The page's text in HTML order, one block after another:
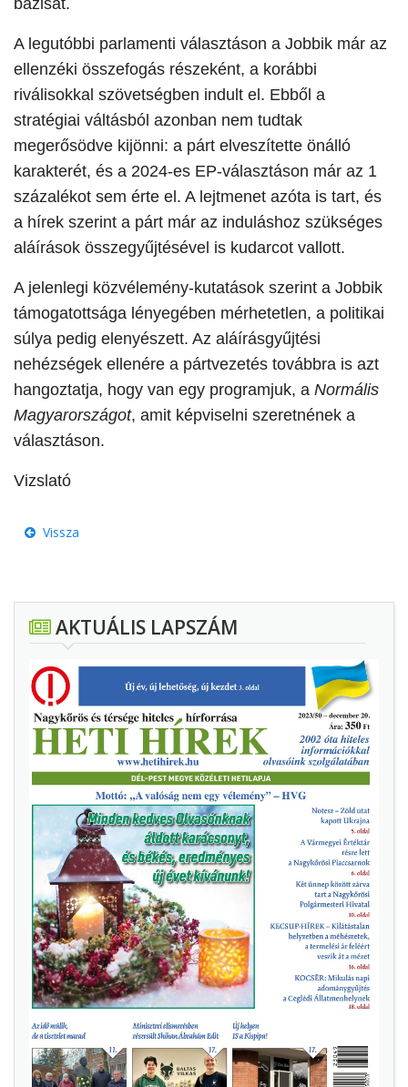
​A legutóbbi parlamenti választáson a Jobbik már az
ellenzéki összefogás részeként, a korábbi
riválisokkal szövetségben indult el. Ebből a
stratégiai váltásból azonban nem tudtak
megerősödve kijönni: a párt elveszítette önálló
karakterét, és a 2024-es EP-választáson már az 1
százalékot sem érte el. A lejtmenet azóta is tart, és
a hírek szerint a párt már az induláshoz szükséges
aláírások összegyűjtésével is kudarcot vallott.
​A jelenlegi közvélemény-kutatások szerint a Jobbik
támogatottsága lényegében mérhetetlen, a politikai
súlya pedig elenyészett. Az aláírásgyűjtési
nehézségek ellenére a pártvezetés továbbra is azt
hangoztatja, hogy van egy programjuk, a Normális
Magyarországot, amit képviselni szeretnének a
választáson.
Vizslató
Vissza
AKTUÁLIS LAPSZÁM